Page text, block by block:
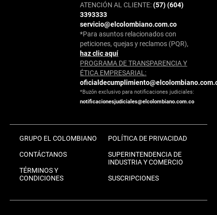
ATENCIÓN AL CLIENTE:(57) (604)
3393333
servicio@elcolombiano.com.co
*Para asuntos relacionados con
peticiones, quejas y reclamos (PQR),
haz clic aquí
PROGRAMA DE TRANSPARENCIA Y
ÉTICA EMPRESARIAL:
*Buzón exclusivo para notificaciones judiciales:
notificacionesjudiciales@elcolombiano.com.co
GRUPO EL COLOMBIANO
CONTÁCTANOS
TÉRMINOS Y
CONDICIONES
POLÍTICA DE PRIVACIDAD
SUPERINTENDENCIA DE
INDUSTRIA Y COMERCIO
SUSCRIPCIONES